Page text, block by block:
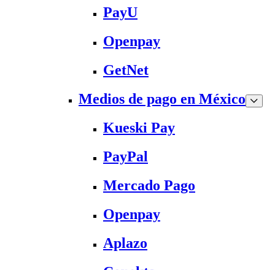
PayU
Openpay
GetNet
Medios de pago en México
Kueski Pay
PayPal
Mercado Pago
Openpay
Aplazo